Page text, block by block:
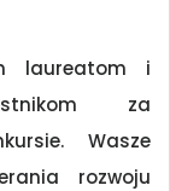
laureatom i
za
Wasze
rozwoju